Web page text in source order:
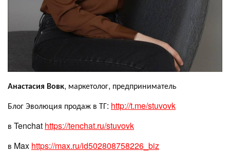
Анастасия Вовк, маркетолог, предприниматель
Блог Эволюция продаж в ТГ: http://t.me/stuvovk
в Tenchat https://tenchat.ru/stuvovk
в Max https://max.ru/id502808758226_biz